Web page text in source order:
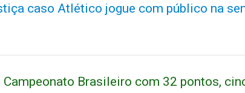
caso Atlético jogue com público na
Brasileiro com 32 pontos,